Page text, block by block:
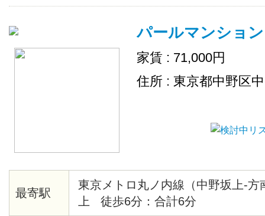
パールマンション
家賃 : 71,000円
住所 : 東京都中野区
最寄駅
東京メトロ丸ノ内線（中野坂上-方
上 徒歩6分：合計6分